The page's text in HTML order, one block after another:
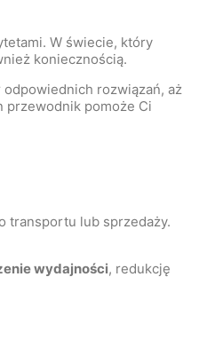
W świecie, który
koniecznością.
rozwiązań, aż
przewodnik pomoże Ci
transportu lub sprzedaży.
wydajności, redukcję